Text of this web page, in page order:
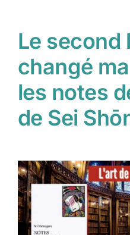
Le second
changé
les notes
de Sei